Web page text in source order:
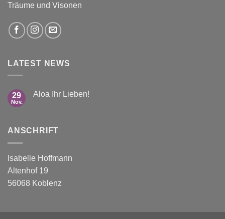
Träume und Visonen
LATEST NEWS
29
Nov.
Aloa Ihr Lieben!
ANSCHRIFT
Isabelle Hoffmann
Altenhof 19
56068 Koblenz